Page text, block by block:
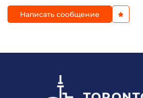
Написать сообщение